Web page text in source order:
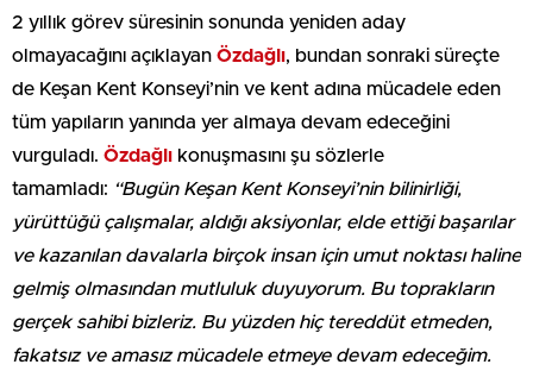
2 yıllık görev süresinin sonunda yeniden aday
olmayacağını açıklayan Özdağlı, bundan sonraki süreçte
de Keşan Kent Konseyi’nin ve kent adına mücadele eden
tüm yapıların yanında yer almaya devam edeceğini
vurguladı. Özdağlı konuşmasını şu sözlerle
tamamladı: “Bugün Keşan Kent Konseyi’nin bilinirliği,
yürüttüğü çalışmalar, aldığı aksiyonlar, elde ettiği başarılar
ve kazanılan davalarla birçok insan için umut noktası haline
gelmiş olmasından mutluluk duyuyorum. Bu toprakların
gerçek sahibi bizleriz. Bu yüzden hiç tereddüt etmeden,
fakatsız ve amasız mücadele etmeye devam edeceğim.